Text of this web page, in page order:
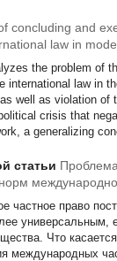
concluding and
law in
the problem of
international law in
well as violation
crisis that
a generalizing
статьи
частное право
Что
международных